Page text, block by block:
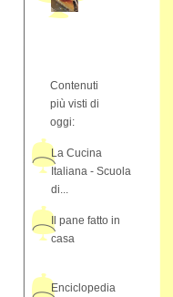
Contenuti
più visti di
oggi:
La Cucina
Italiana - Scuola
di...
Il pane fatto in
casa
Enciclopedia